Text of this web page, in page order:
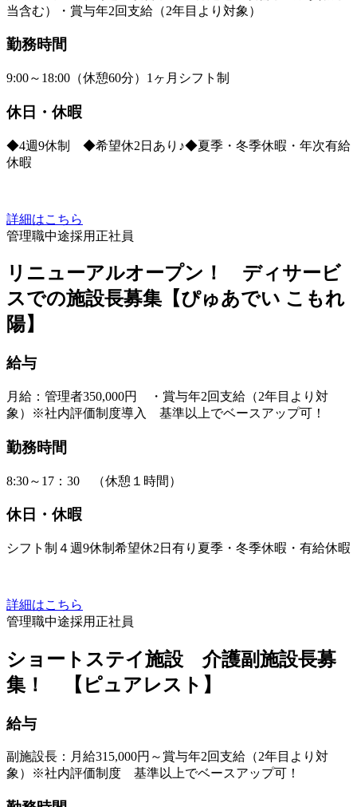
当含む）・賞与年2回支給（2年目より対象）
勤務時間
9:00～18:00（休憩60分）1ヶ月シフト制
休日・休暇
◆4週9休制 ◆希望休2日あり♪◆夏季・冬季休暇・年次有給
休暇
詳細はこちら
管理職中途採用 正社員
リニューアルオープン！ ディサービ
スでの施設長募集【ぴゅあでい こもれ
陽】
給与
月給：管理者350,000円 ・賞与年2回支給（2年目より対
象）※社内評価制度導入 基準以上でベースアップ可！
勤務時間
8:30～17：30 （休憩１時間）
休日・休暇
シフト制４週9休制希望休2日有り夏季・冬季休暇・有給休暇
詳細はこちら
管理職中途採用 正社員
ショートステイ施設 介護副施設長募
集！ 【ピュアレスト】
給与
副施設長：月給315,000円～賞与年2回支給（2年目より対
象）※社内評価制度 基準以上でベースアップ可！